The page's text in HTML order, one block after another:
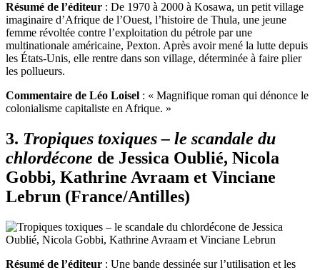
Résumé de l’éditeur : De 1970 à 2000 à Kosawa, un petit village
imaginaire d’Afrique de l’Ouest, l’histoire de Thula, une jeune
femme révoltée contre l’exploitation du pétrole par une
multinationale américaine, Pexton. Après avoir mené la lutte depuis
les États-Unis, elle rentre dans son village, déterminée à faire plier
les pollueurs.
Commentaire de Léo Loisel : « Magnifique roman qui dénonce le
colonialisme capitaliste en Afrique. »
3. Tropiques toxiques – le scandale du
chlordécone de Jessica Oublié, Nicola
Gobbi, Kathrine Avraam et Vinciane
Lebrun (France/Antilles)
Résumé de l’éditeur : Une bande dessinée sur l’utilisation et les